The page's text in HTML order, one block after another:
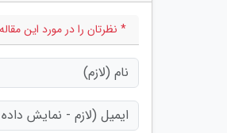
* نظرتان را در مورد این